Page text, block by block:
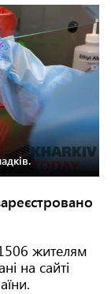
жителям
на сайті